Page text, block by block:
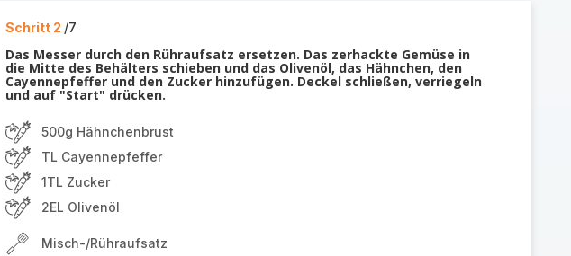
Schritt 2 /7
Das Messer durch den Rühraufsatz ersetzen. Das zerhackte Gemüse in
die Mitte des Behälters schieben und das Olivenöl, das Hähnchen, den
Cayennepfeffer und den Zucker hinzufügen. Deckel schließen, verriegeln
und auf "Start" drücken.
500g Hähnchenbrust
TL Cayennepfeffer
1TL Zucker
2EL Olivenöl
Misch-/Rühraufsatz